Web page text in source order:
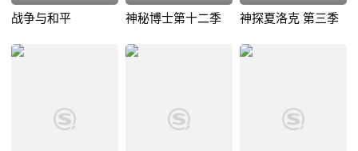
战争与和平 神秘博士第十二季 神探夏洛克 第三季